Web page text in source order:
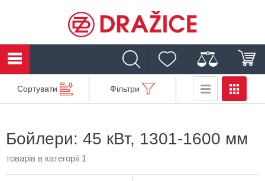
Сортувати Фільтри
Бойлери: 45 кВт, 1301-1600 мм
товарів в категорії 1